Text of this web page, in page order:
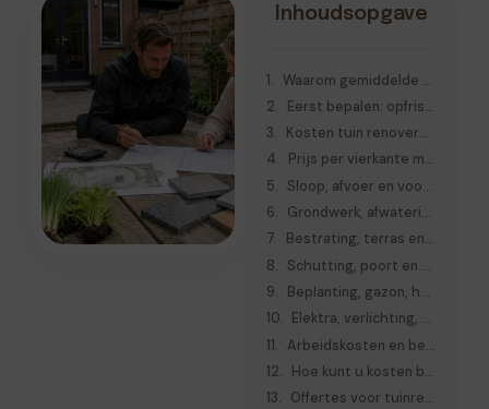
Inhoudsopgave
Waarom gemiddelde kosten tuinrenovatie lastig exact te bepalen zijn
Eerst bepalen: opfrissen, gedeeltelijk renoveren of volledig vernieuwen
Kosten tuin renoveren: belangrijkste kostenposten op een rij
Prijs per vierkante meter: nuttig, maar beperkt betrouwbaar
Sloop, afvoer en voorbereiding als vaak vergeten kosten
Grondwerk, afwatering en bodem als technische basis
Bestrating, terras en tuinpaden als grote kostenpost
Schutting, poort en vaste constructies meenemen in het budget
Beplanting, gazon, hagen en borders begroten
Elektra, verlichting, beregening en slimme tuinopties
Arbeidskosten en bereikbaarheid van de tuin
Hoe kunt u kosten besparen zonder dure fouten?
Offertes voor tuinrenovatie goed vergelijken